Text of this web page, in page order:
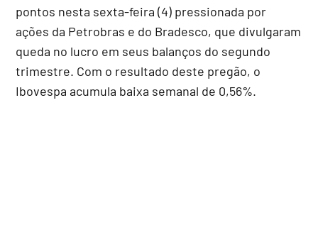
pontos nesta sexta-feira (4) pressionada por
ações da Petrobras e do Bradesco, que divulgaram
queda no lucro em seus balanços do segundo
trimestre. Com o resultado deste pregão, o
Ibovespa acumula baixa semanal de 0,56%.